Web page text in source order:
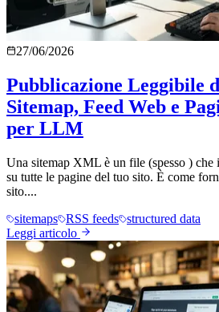
27/06/2026
Pubblicazione Leggibile
Sitemap, Feed Web e
per LLM
Una sitemap XML è un file (spesso )
su tutte le pagine del tuo sito. È come
sito....
sitemaps RSS feeds structured data
Leggi articolo